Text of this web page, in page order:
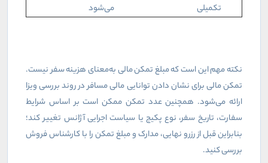
تکمیلی
می‌شود
نکته مهم این است که مبلغ تمکن مالی به‌معنای هزینه سفر نیست.
تمکن مالی برای نشان دادن توانایی مالی مسافر در روند بررسی ویزا
ارائه می‌شود. همچنین عدد تمکن ممکن است بر اساس شرایط
سفارت، تاریخ سفر، نوع پکیج یا سیاست اجرایی آژانس تغییر کند؛
بنابراین قبل از رزرو نهایی، مدارک و مبلغ تمکن را با کارشناس فروش
بررسی کنید.